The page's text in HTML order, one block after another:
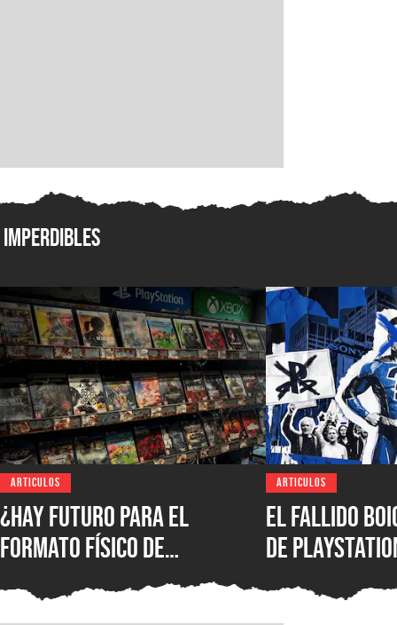
Imperdibles
ARTICULOS
¿Hay futuro para el
formato físico de
videojuegos en México?
Entrevista con Iván
ARTICULOS
El fallido
de
quién
formato